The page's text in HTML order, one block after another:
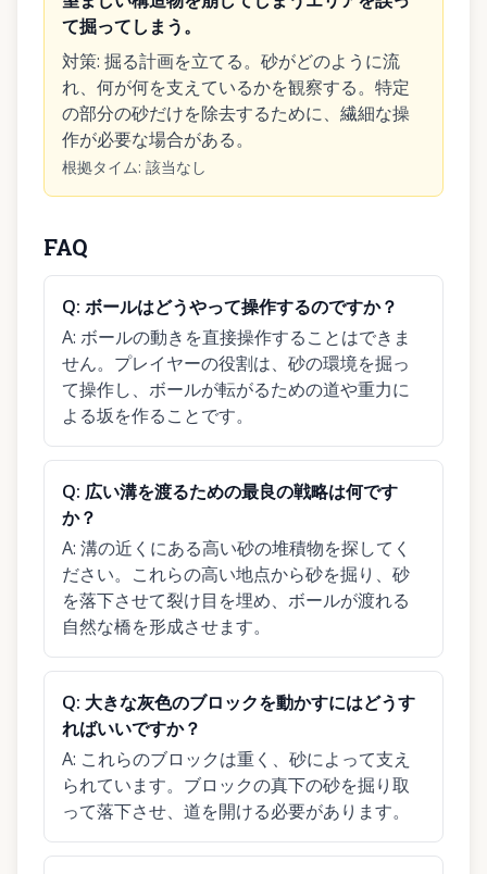
て掘ってしまう。
対策: 掘る計画を立てる。砂がどのように流
れ、何が何を支えているかを観察する。特定
の部分の砂だけを除去するために、繊細な操
作が必要な場合がある。
根拠タイム: 該当なし
FAQ
Q: ボールはどうやって操作するのですか？
A: ボールの動きを直接操作することはできま
せん。プレイヤーの役割は、砂の環境を掘っ
て操作し、ボールが転がるための道や重力に
よる坂を作ることです。
Q: 広い溝を渡るための最良の戦略は何です
か？
A: 溝の近くにある高い砂の堆積物を探してく
ださい。これらの高い地点から砂を掘り、砂
を落下させて裂け目を埋め、ボールが渡れる
自然な橋を形成させます。
Q: 大きな灰色のブロックを動かすにはどうす
ればいいですか？
A: これらのブロックは重く、砂によって支え
られています。ブロックの真下の砂を掘り取
って落下させ、道を開ける必要があります。